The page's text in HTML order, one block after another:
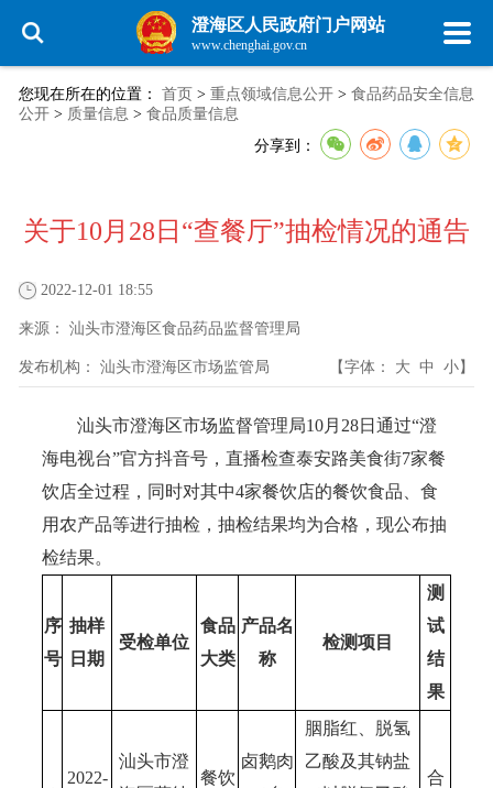
澄海区人民政府门户网站
www.chenghai.gov.cn
您现在所在的位置： 首页 > 重点领域信息公开 > 食品药品安全信息
公开 > 质量信息 > 食品质量信息
分享到：
关于10月28日“查餐厅”抽检情况的通告
2022-12-01 18:55
来源： 汕头市澄海区食品药品监督管理局
发布机构： 汕头市澄海区市场监管局 【字体： 大 中 小】
汕头市澄海区市场监督管理局10月28日通过“澄
海电视台”官方抖音号，直播检查泰安路美食街7家餐
饮店全过程，同时对其中4家餐饮店的餐饮食品、食
用农产品等进行抽检，抽检结果均为合格，现公布抽
检结果。
序
号
抽样
日期
受检单位
食品
大类
产品名
称
检测项目
测
试
结
果
2022-
汕头市澄
餐饮
卤鹅肉
胭脂红、脱氢
乙酸及其钠盐
合